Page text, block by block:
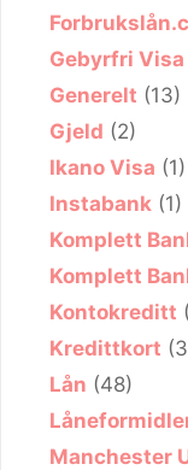
Gebyrfri Visa
Generelt (13)
Gjeld (2)
Ikano Visa (1)
Instabank (1)
Komplett
Komplett
Kontokreditt
Kredittkort
Lån (48)
Manchester